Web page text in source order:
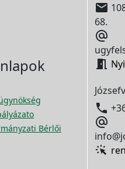
Bérlői

68.



